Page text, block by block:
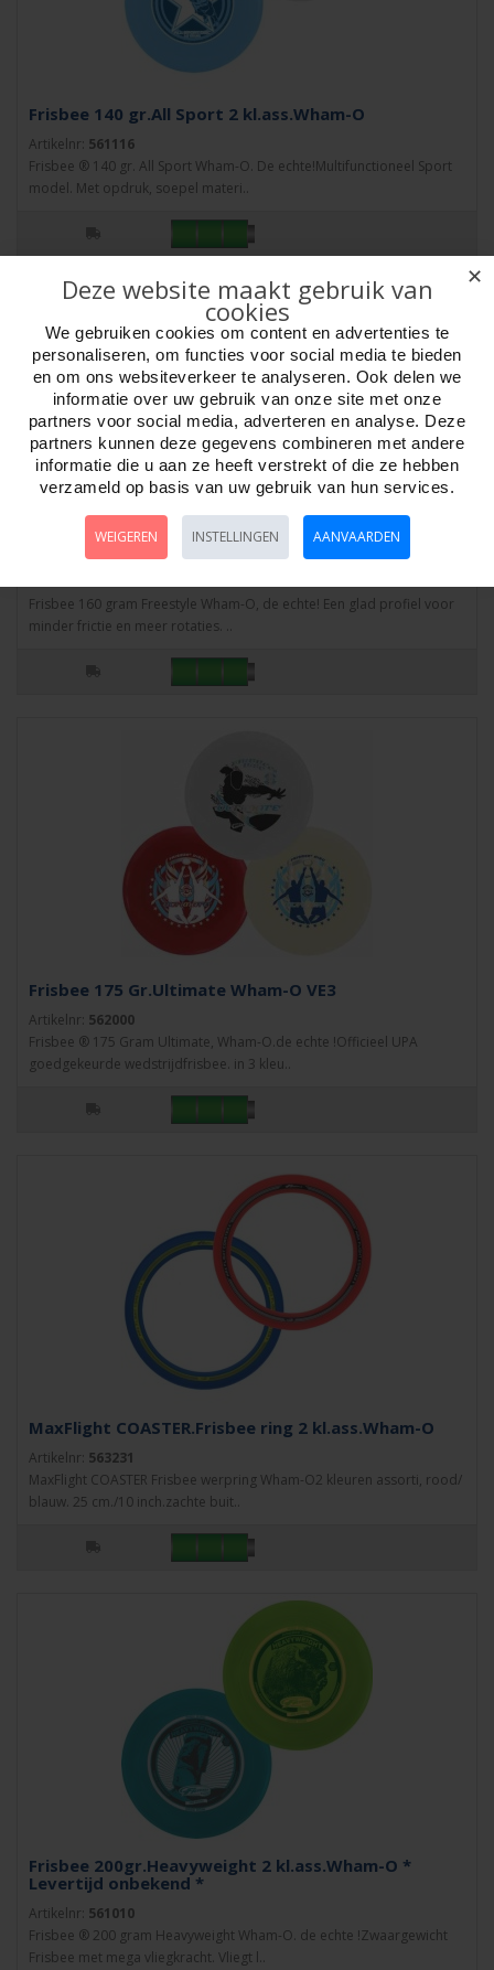
Frisbee 140 gr.All Sport 2 kl.ass.Wham-O
Artikelnr: 561116
Frisbee ® 140 gr. All Sport Wham-O. De echte!Multifunctioneel Sport
model. Met opdruk, soepel materi..
Frisbee 160 gr.Pro Freestyle 2 kl.ass.Wham-O
Frisbee 160 gram Freestyle Wham-O, de echte! Een glad profiel voor
minder frictie en meer rotaties. ..
Frisbee 175 Gr.Ultimate Wham-O VE3
Artikelnr: 562000
Frisbee ® 175 Gram Ultimate, Wham-O.de echte !Officieel UPA
goedgekeurde wedstrijdfrisbee. in 3 kleu..
MaxFlight COASTER.Frisbee ring 2 kl.ass.Wham-O
Artikelnr: 563231
MaxFlight COASTER Frisbee werpring Wham-O2 kleuren assorti, rood/
blauw. 25 cm./10 inch.zachte buit..
Frisbee 200gr.Heavyweight 2 kl.ass.Wham-O *
Levertijd onbekend *
Artikelnr: 561010
Frisbee ® 200 gram Heavyweight Wham-O. de echte !Zwaargewicht
Frisbee met mega vliegkracht. Vliegt l..
✕
Deze website maakt gebruik van
cookies
We gebruiken cookies om content en advertenties te
personaliseren, om functies voor social media te bieden
en om ons websiteverkeer te analyseren. Ook delen we
informatie over uw gebruik van onze site met onze
partners voor social media, adverteren en analyse. Deze
partners kunnen deze gegevens combineren met andere
informatie die u aan ze heeft verstrekt of die ze hebben
verzameld op basis van uw gebruik van hun services.
WEIGEREN INSTELLINGEN AANVAARDEN